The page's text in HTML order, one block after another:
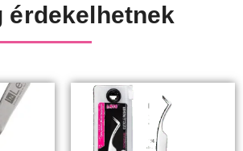
érdekelhetnek